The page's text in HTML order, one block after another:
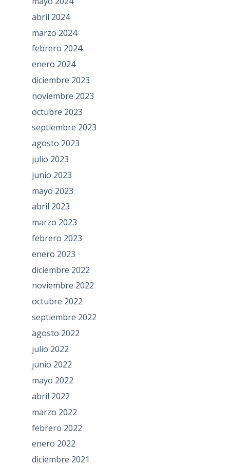
abril 2024
marzo 2024
febrero 2024
enero 2024
diciembre 2023
noviembre 2023
octubre 2023
septiembre 2023
agosto 2023
julio 2023
junio 2023
mayo 2023
abril 2023
marzo 2023
febrero 2023
enero 2023
diciembre 2022
noviembre 2022
octubre 2022
septiembre 2022
agosto 2022
julio 2022
junio 2022
mayo 2022
abril 2022
marzo 2022
febrero 2022
enero 2022
diciembre 2021